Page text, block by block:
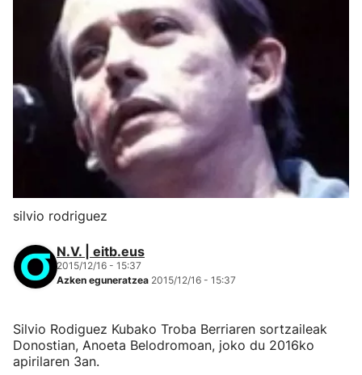
silvio rodriguez
N.V. | eitb.eus
2015/12/16 - 15:37
Azken eguneratzea 2015/12/16 - 15:37
Silvio Rodiguez Kubako Troba Berriaren sortzaileak
Donostian, Anoeta Belodromoan, joko du 2016ko
apirilaren 3an.